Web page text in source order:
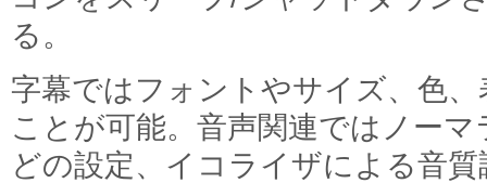
る。
字幕ではフォントやサイズ、色
ことが可能。音声関連ではノー
どの設定、イコライザによる音